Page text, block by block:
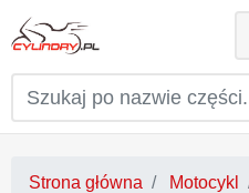
Strona główna Motocykl